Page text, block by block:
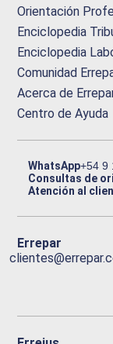
Orientación
Enciclopedia
Enciclopedia
Comunidad
Acerca de
Centro de Ayuda
WhatsApp+54 9
Consultas de
Atención al
Errepar